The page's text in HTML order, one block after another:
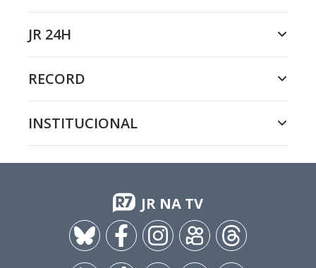
JR 24H
RECORD
INSTITUCIONAL
JR NA TV